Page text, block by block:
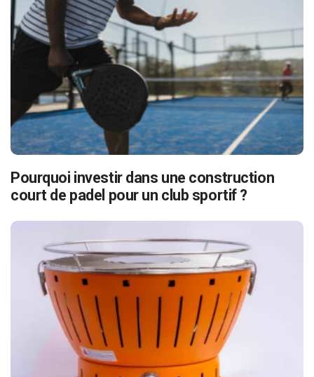
Pourquoi investir dans une construction
court de padel pour un club sportif ?